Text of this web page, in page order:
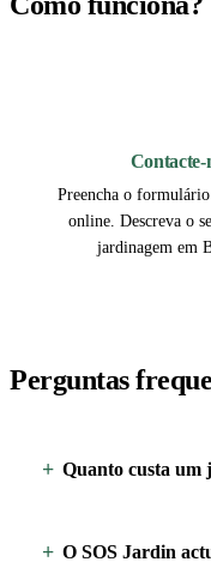
Contacte-
Preencha o
online. Descreva o
jardinagem em
Perguntas
Quanto custa um
O SOS Jardin